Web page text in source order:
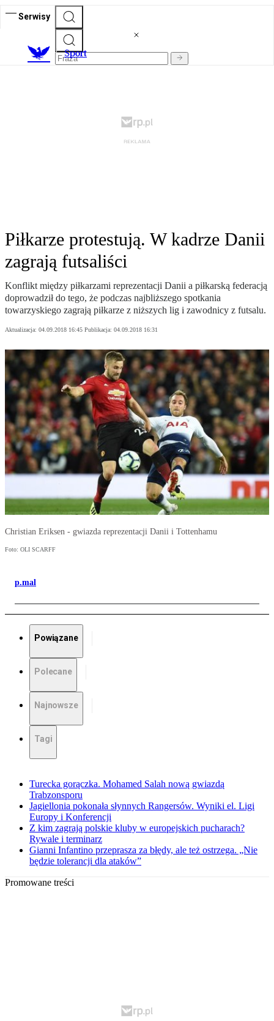
Serwisy
Sport
Piłkarze protestują. W kadrze Danii
zagrają futsaliści
Konflikt między piłkarzami reprezentacji Danii a piłkarską federacją
doprowadził do tego, że podczas najbliższego spotkania
towarzyskiego zagrają piłkarze z niższych lig i zawodnicy z futsalu.
Aktualizacja: 04.09.2018 16:45 Publikacja: 04.09.2018 16:31
Christian Eriksen - gwiazda reprezentacji Danii i Tottenhamu
Foto: OLI SCARFF
p.mal
Powiązane
Polecane
Najnowsze
Tagi
Turecka gorączka. Mohamed Salah nową gwiazdą
Trabzonsporu
Jagiellonia pokonała słynnych Rangersów. Wyniki el. Ligi
Europy i Konferencji
Z kim zagrają polskie kluby w europejskich pucharach?
Rywale i terminarz
Gianni Infantino przeprasza za błędy, ale też ostrzega. „Nie
będzie tolerancji dla ataków”
Promowane treści